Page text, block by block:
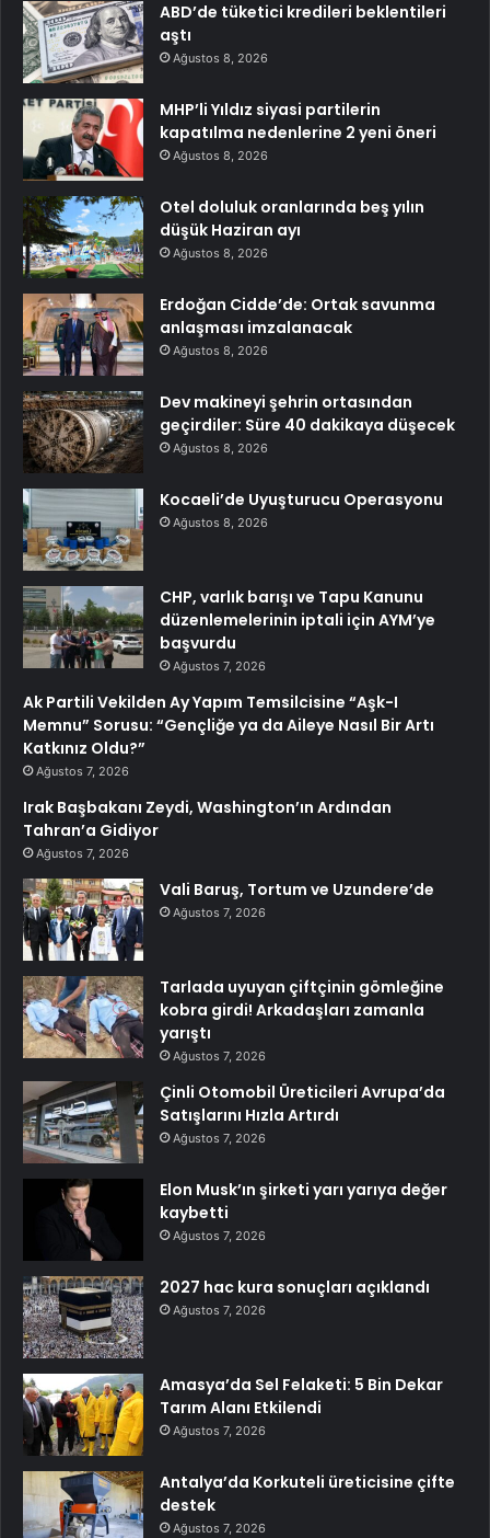
ABD’de tüketici kredileri beklentileri
aştı
Ağustos 8, 2026
MHP’li Yıldız siyasi partilerin
kapatılma nedenlerine 2 yeni öneri
Ağustos 8, 2026
Otel doluluk oranlarında beş yılın
düşük Haziran ayı
Ağustos 8, 2026
Erdoğan Cidde’de: Ortak savunma
anlaşması imzalanacak
Ağustos 8, 2026
Dev makineyi şehrin ortasından
geçirdiler: Süre 40 dakikaya düşecek
Ağustos 8, 2026
Kocaeli’de Uyuşturucu Operasyonu
Ağustos 8, 2026
CHP, varlık barışı ve Tapu Kanunu
düzenlemelerinin iptali için AYM’ye
başvurdu
Ağustos 7, 2026
Ak Partili Vekilden Ay Yapım Temsilcisine “Aşk-I
Memnu” Sorusu: “Gençliğe ya da Aileye Nasıl Bir Artı
Katkınız Oldu?”
Ağustos 7, 2026
Irak Başbakanı Zeydi, Washington’ın Ardından
Tahran’a Gidiyor
Ağustos 7, 2026
Vali Baruş, Tortum ve Uzundere’de
Ağustos 7, 2026
Tarlada uyuyan çiftçinin gömleğine
kobra girdi! Arkadaşları zamanla
yarıştı
Ağustos 7, 2026
Çinli Otomobil Üreticileri Avrupa’da
Satışlarını Hızla Artırdı
Ağustos 7, 2026
Elon Musk’ın şirketi yarı yarıya değer
kaybetti
Ağustos 7, 2026
2027 hac kura sonuçları açıklandı
Ağustos 7, 2026
Amasya’da Sel Felaketi: 5 Bin Dekar
Tarım Alanı Etkilendi
Ağustos 7, 2026
Antalya’da Korkuteli üreticisine çifte
destek
Ağustos 7, 2026